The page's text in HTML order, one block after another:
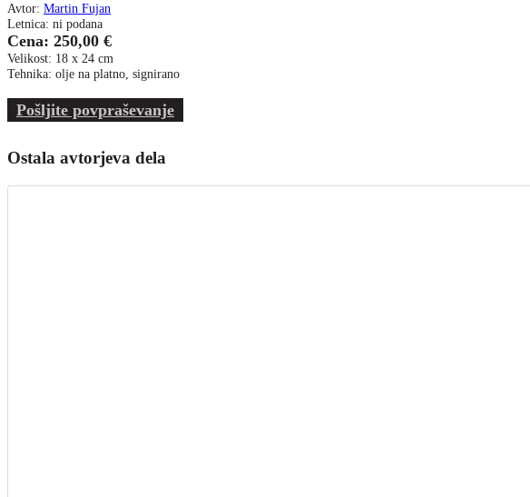
Avtor: Martin Fujan
Letnica: ni podana
Cena: 250,00 €
Velikost: 18 x 24 cm
Tehnika: olje na platno, signirano
Pošljite povpraševanje
Ostala avtorjeva dela